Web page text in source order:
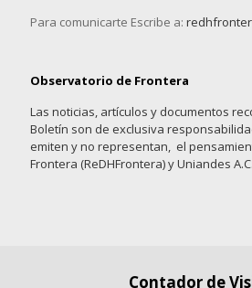
Para comunicarte Escribe a:
Observatorio de Frontera
Las noticias, artículos y documentos
Boletín son de exclusiva
emiten y no representan, el
Frontera (ReDHFrontera) y Uniandes A.C.
Contador de